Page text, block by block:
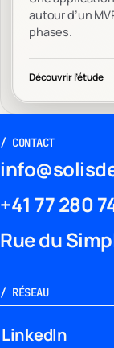
autour d’un
phases.
Découvrir l’étude
/ CONTACT
+41 77 280
Rue du
/ RÉSEAU
LinkedIn